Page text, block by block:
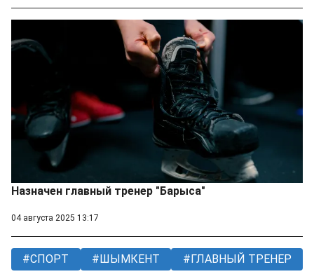
Назначен главный тренер "Барыса"
04 августа 2025 13:17
СПОРТ ШЫМКЕНТ ГЛАВНЫЙ ТРЕНЕР